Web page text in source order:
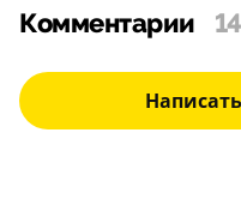
Комментарии 14